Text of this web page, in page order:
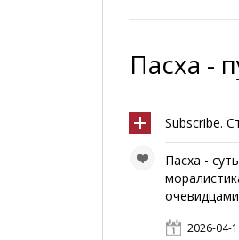
Пасха -
Subscribe.
Пасха -
2026-04-